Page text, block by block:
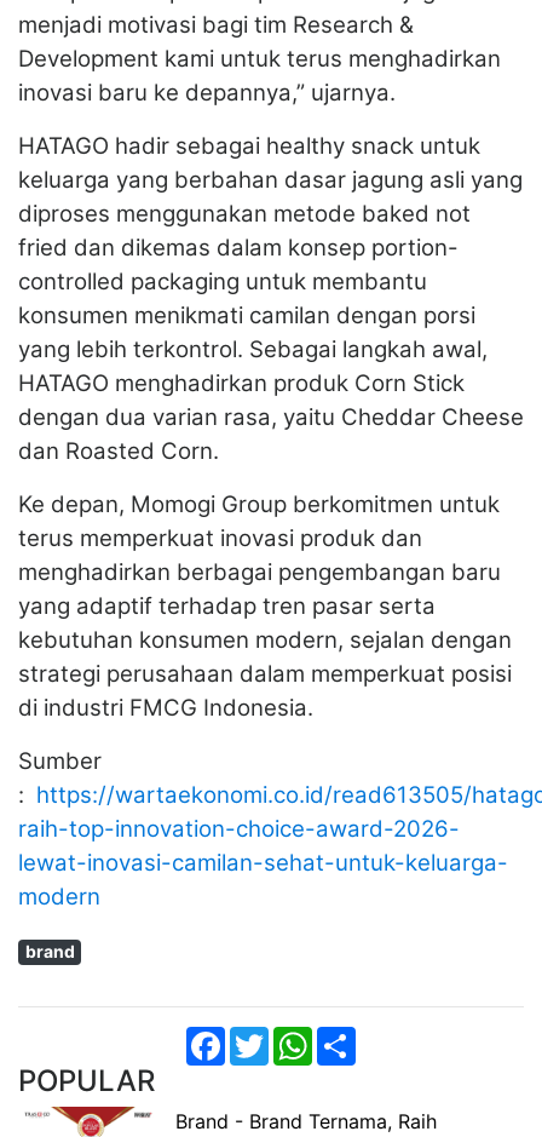
menjadi motivasi bagi tim Research &
Development kami untuk terus menghadirkan
inovasi baru ke depannya,” ujarnya.
HATAGO hadir sebagai healthy snack untuk
keluarga yang berbahan dasar jagung asli yang
diproses menggunakan metode baked not
fried dan dikemas dalam konsep portion-
controlled packaging untuk membantu
konsumen menikmati camilan dengan porsi
yang lebih terkontrol. Sebagai langkah awal,
HATAGO menghadirkan produk Corn Stick
dengan dua varian rasa, yaitu Cheddar Cheese
dan Roasted Corn.
Ke depan, Momogi Group berkomitmen untuk
terus memperkuat inovasi produk dan
menghadirkan berbagai pengembangan baru
yang adaptif terhadap tren pasar serta
kebutuhan konsumen modern, sejalan dengan
strategi perusahaan dalam memperkuat posisi
di industri FMCG Indonesia.
Sumber
: https://wartaekonomi.co.id/read613505/
raih-top-innovation-choice-award-2026-
lewat-inovasi-camilan-sehat-untuk-keluarga-
modern
brand
Facebook
TwitterWhatsApp
POPULAR
Brand - Brand Ternama, Raih